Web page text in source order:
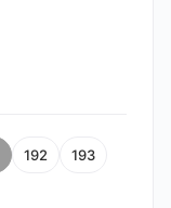
192 193